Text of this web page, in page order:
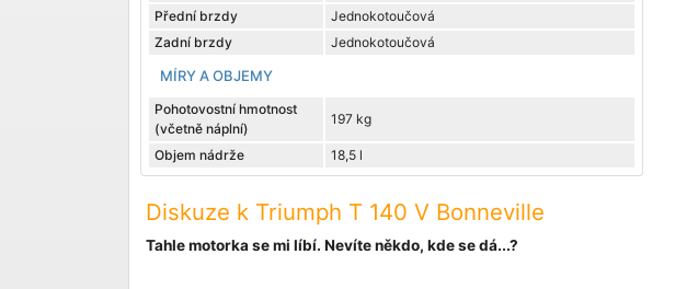
Přední brzdy
Jednokotoučová
Zadní brzdy
Jednokotoučová
MÍRY A OBJEMY
Pohotovostní hmotnost
(včetně náplní)
197 kg
Objem nádrže 18,5 l
Diskuze k Triumph T 140 V Bonneville
Tahle motorka se mi líbí. Nevíte někdo, kde se dá...?